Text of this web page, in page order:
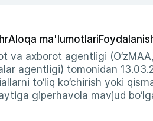
Aloqa ma'lumotlari
va axborot agentligi
agentligi) tomonidan
to‘liq ko‘chirish yoki
giperhavola mavjud